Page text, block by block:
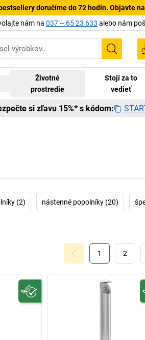
doručíme do 72 hodín. Objavte
nám na 037 – 65 23 633 alebo nám
Životné
prostredie
Stojí za to
vedieť
si zľavu 15%* s kódom:
(2) nástenné popolníky (20)
1 2